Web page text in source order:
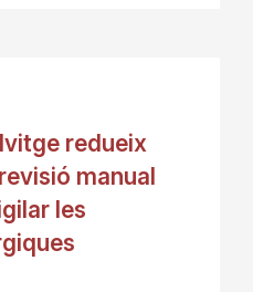
redueix
manual
les